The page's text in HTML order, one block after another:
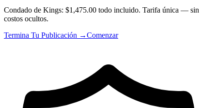
Condado de Kings: $1,475.00 todo incluido. Tarifa única — sin
costos ocultos.
Termina Tu Publicación →Comenzar